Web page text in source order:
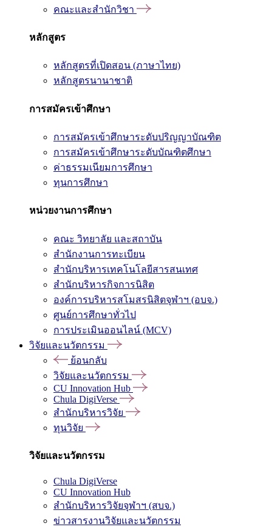
คณะและสำนักวิชา
หลักสูตร
หลักสูตรที่เปิดสอน (ภาษาไทย)
หลักสูตรนานาชาติ
การสมัครเข้าศึกษา
การสมัครเข้าศึกษาระดับปริญญาบัณฑิต
การสมัครเข้าศึกษาระดับบัณฑิตศึกษา
ค่าธรรมเนียมการศึกษา
ทุนการศึกษา
หน่วยงานการศึกษา
คณะ วิทยาลัย และสถาบัน
สำนักงานการทะเบียน
สำนักบริหารเทคโนโลยีสารสนเทศ
สำนักบริหารกิจการนิสิต
องค์การบริหารสโมสรนิสิตจุฬาฯ (อบจ.)
ศูนย์การศึกษาทั่วไป
การประเมินออนไลน์ (MCV)
วิจัยและนวัตกรรม
ย้อนกลับ
วิจัยและนวัตกรรม
CU Innovation Hub
Chula DigiVerse
สำนักบริหารวิจัย
ทุนวิจัย
วิจัยและนวัตกรรม
Chula DigiVerse
CU Innovation Hub
สำนักบริหารวิจัยจุฬาฯ (สบจ.)
ข่าวสารงานวิจัยและนวัตกรรม